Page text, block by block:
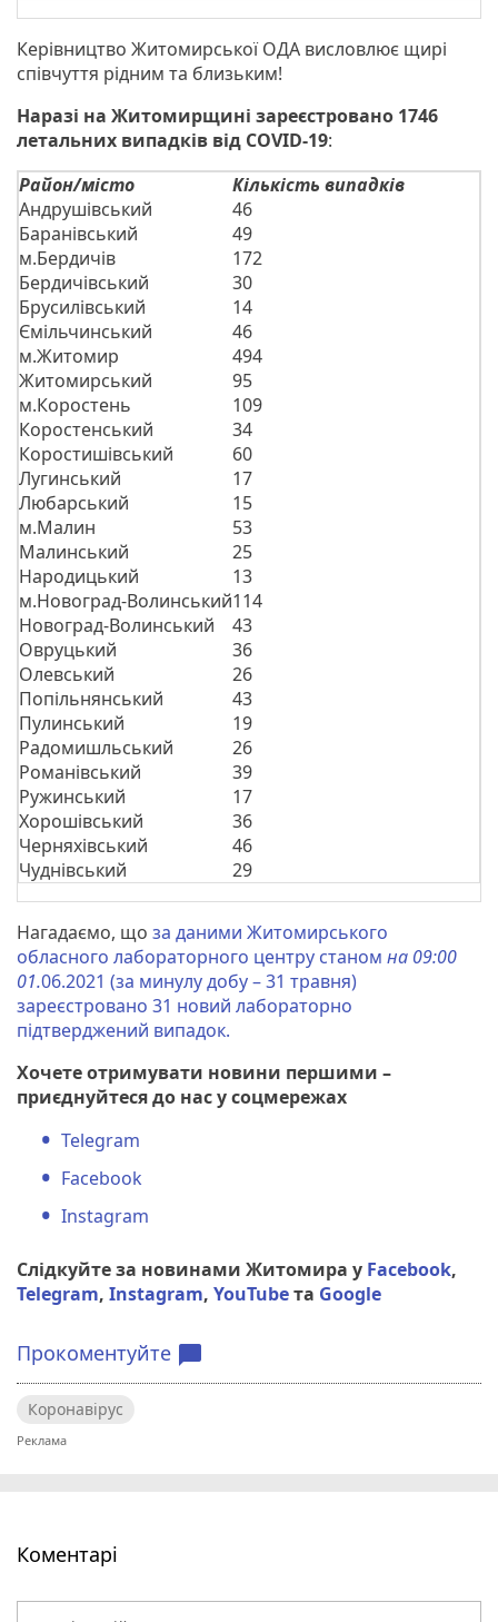
Керівництво Житомирської ОДА висловлює щирі
співчуття рідним та близьким!
Наразі на Житомирщині зареєстровано 1746
летальних випадків від COVID-19:
Район/місто
Кількість випадків
Андрушівський
46
Баранівський
49
м.Бердичів
172
Бердичівський
30
Брусилівський
14
Ємільчинський
46
м.Житомир
494
Житомирський
95
м.Коростень
109
Коростенський
34
Коростишівський
60
Лугинський
17
Любарський
15
м.Малин
53
Малинський
25
Народицький
13
м.Новоград-Волинський114
Новоград-Волинський
43
Овруцький
36
Олевський
26
Попільнянський
43
Пулинський
19
Радомишльський
26
Романівський
39
Ружинський
17
Хорошівський
36
Черняхівський
46
Чуднівський
29
Нагадаємо, що за даними Житомирського
обласного лабораторного центру станом на 09:00
01.06.2021 (за минулу добу – 31 травня)
зареєстровано 31 новий лабораторно
підтверджений випадок.
Хочете отримувати новини першими –
приєднуйтеся до нас у соцмережах
Telegram
Facebook
Instagram
Слідкуйте за новинами Житомира у Facebook,
Telegram, Instagram, YouTubeта Google
Прокоментуйте chat_bubble
Коронавірус
Коментарі